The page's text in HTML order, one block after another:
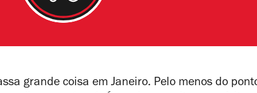
grande coisa em Janeiro. Pelo menos do